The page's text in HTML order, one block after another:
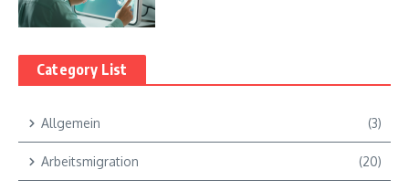
Category List
Allgemein (3)
Arbeitsmigration (20)